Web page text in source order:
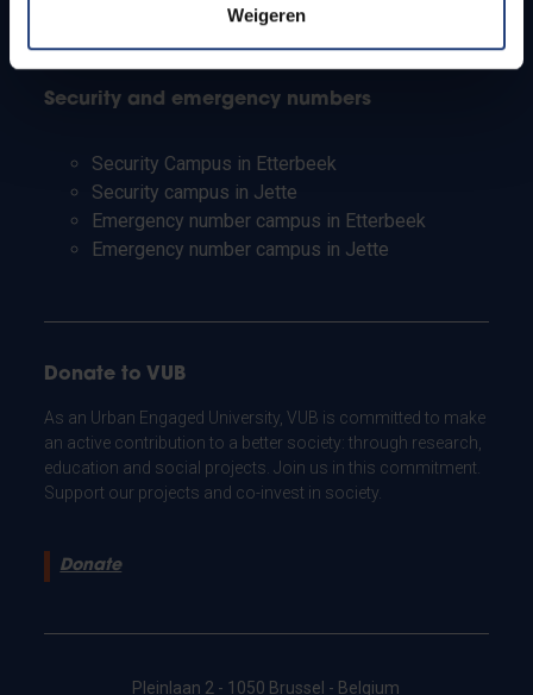
Weigeren
Working students
Security and emergency numbers
Security Campus in Etterbeek
Security campus in Jette
Emergency number campus in Etterbeek
Emergency number campus in Jette
Donate to VUB
As an Urban Engaged University, VUB is committed to make
an active contribution to a better society: through research,
education and social projects. Join us in this commitment.
Support our projects and co-invest in society.
Donate
Pleinlaan 2 - 1050 Brussel - Belgium